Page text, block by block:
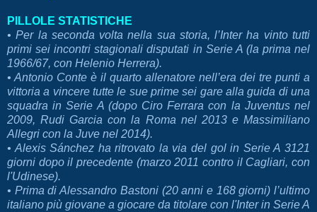
PILLOLE STATISTICHE
• Per la seconda volta nella sua storia, l’Inter ha vinto tutti
primi sei incontri stagionali disputati in Serie A (la prima nel
1966/67, con Helenio Herrera).
• Antonio Conte è il quarto allenatore nell’era dei tre punti a
vittoria a vincere tutte le sue prime sei gare alla guida di una
squadra in Serie A (dopo Ciro Ferrara con la Juventus nel
2009, Rudi Garcia con la Roma nel 2013 e Massimiliano
Allegri con la Juve nel 2014).
• Alexis Sánchez ha ritrovato la via del gol in Serie A 3121
giorni dopo il precedente (marzo 2011 contro il Cagliari, con
l'Udinese).
• Prima di Alessandro Bastoni (20 anni e 168 giorni) l’ultimo
italiano più giovane a giocare da titolare con l'Inter in Serie A